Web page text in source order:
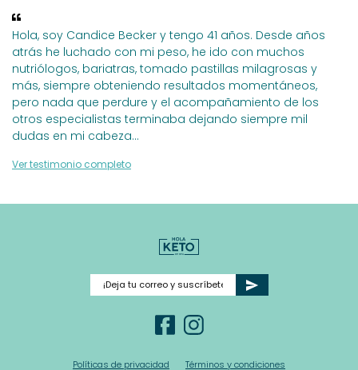
Hola, soy Candice Becker y tengo 41 años. Desde años
atrás he luchado con mi peso, he ido con muchos
nutriólogos, bariatras, tomado pastillas milagrosas y
más, siempre obteniendo resultados momentáneos,
pero nada que perdure y el acompañamiento de los
otros especialistas terminaba dejando siempre mil
dudas en mi cabeza...
Ver testimonio completo
Políticas de privacidad Términos y condiciones